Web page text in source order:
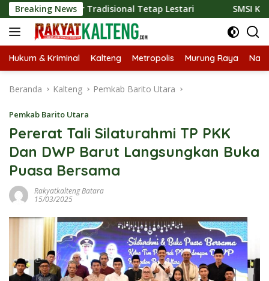
Langsung
ke
konten
Breaking News
Kuliner Tradisional Tetap Lestari SMSI Kalteng dan
Hukum & Kriminal Kalteng Metropolis Murung Raya
Beranda Kalteng Pemkab Barito Utara
Pemkab Barito Utara
Pererat Tali Silaturahmi TP PKK
Dan DWP Barut Langsungkan Buka
Puasa Bersama
Rakyatkalteng Batara
15/03/2025